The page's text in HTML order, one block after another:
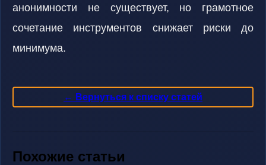
анонимности не существует, но грамотное
сочетание инструментов снижает риски до
минимума.
← Вернуться к списку статей
Похожие статьи